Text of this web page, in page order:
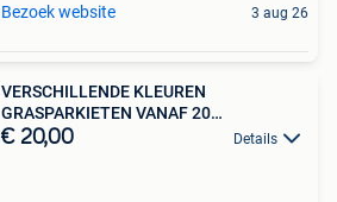
Bezoek website 3 aug 26
VERSCHILLENDE KLEUREN
GRASPARKIETEN VANAF 20
EURO/KOPPEL
€ 20,00 Details